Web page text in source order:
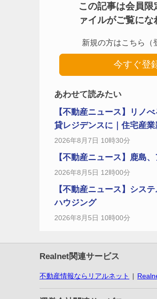
この記事は会員
ァイルがご覧にな
新規の方はこちら（
今すぐ登
あわせて読みたい
【不動産ニュース】リノ
貸レジデンスに｜住宅産業
2026年8月7日 10時30分
【不動産ニュース】鹿島
2026年8月5日 12時00分
【不動産ニュース】シス
ハウジング
2026年8月5日 10時00分
Realnet関連サービス
不動産情報ならリアルネット